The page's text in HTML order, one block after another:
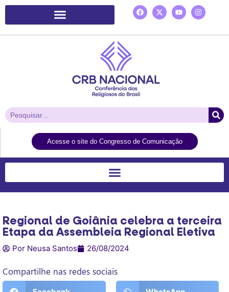
Acesse o site do Congresso de Comunicação
Regional de Goiânia celebra a terceira
Etapa da Assembleia Regional Eletiva
Por Neusa Santos 26/08/2024
Compartilhe nas redes sociais